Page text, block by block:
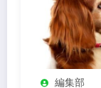
編集部